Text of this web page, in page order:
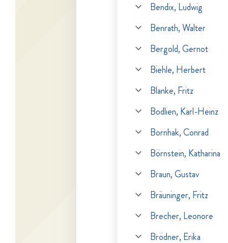
Bendix, Ludwig
Benrath, Walter
Bergold, Gernot
Biehle, Herbert
Blanke, Fritz
Bodlien, Karl-Heinz
Bornhak, Conrad
Börnstein, Katharina
Braun, Gustav
Bräuninger, Fritz
Brecher, Leonore
Brödner, Erika